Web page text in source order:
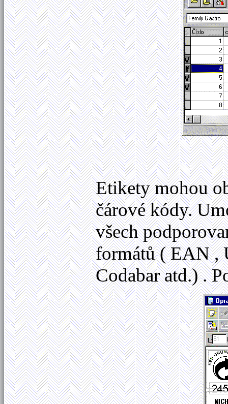
Etikety mohou
čárové kódy.
všech
formátů ( EAN ,
Codabar atd.) .